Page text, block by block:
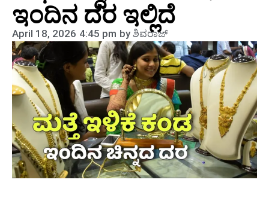
ಇಂದಿನ ದರ ಇಲ್ಲಿದೆ
April 18, 2026 4:45 pm byಶಿವರಾಜ್